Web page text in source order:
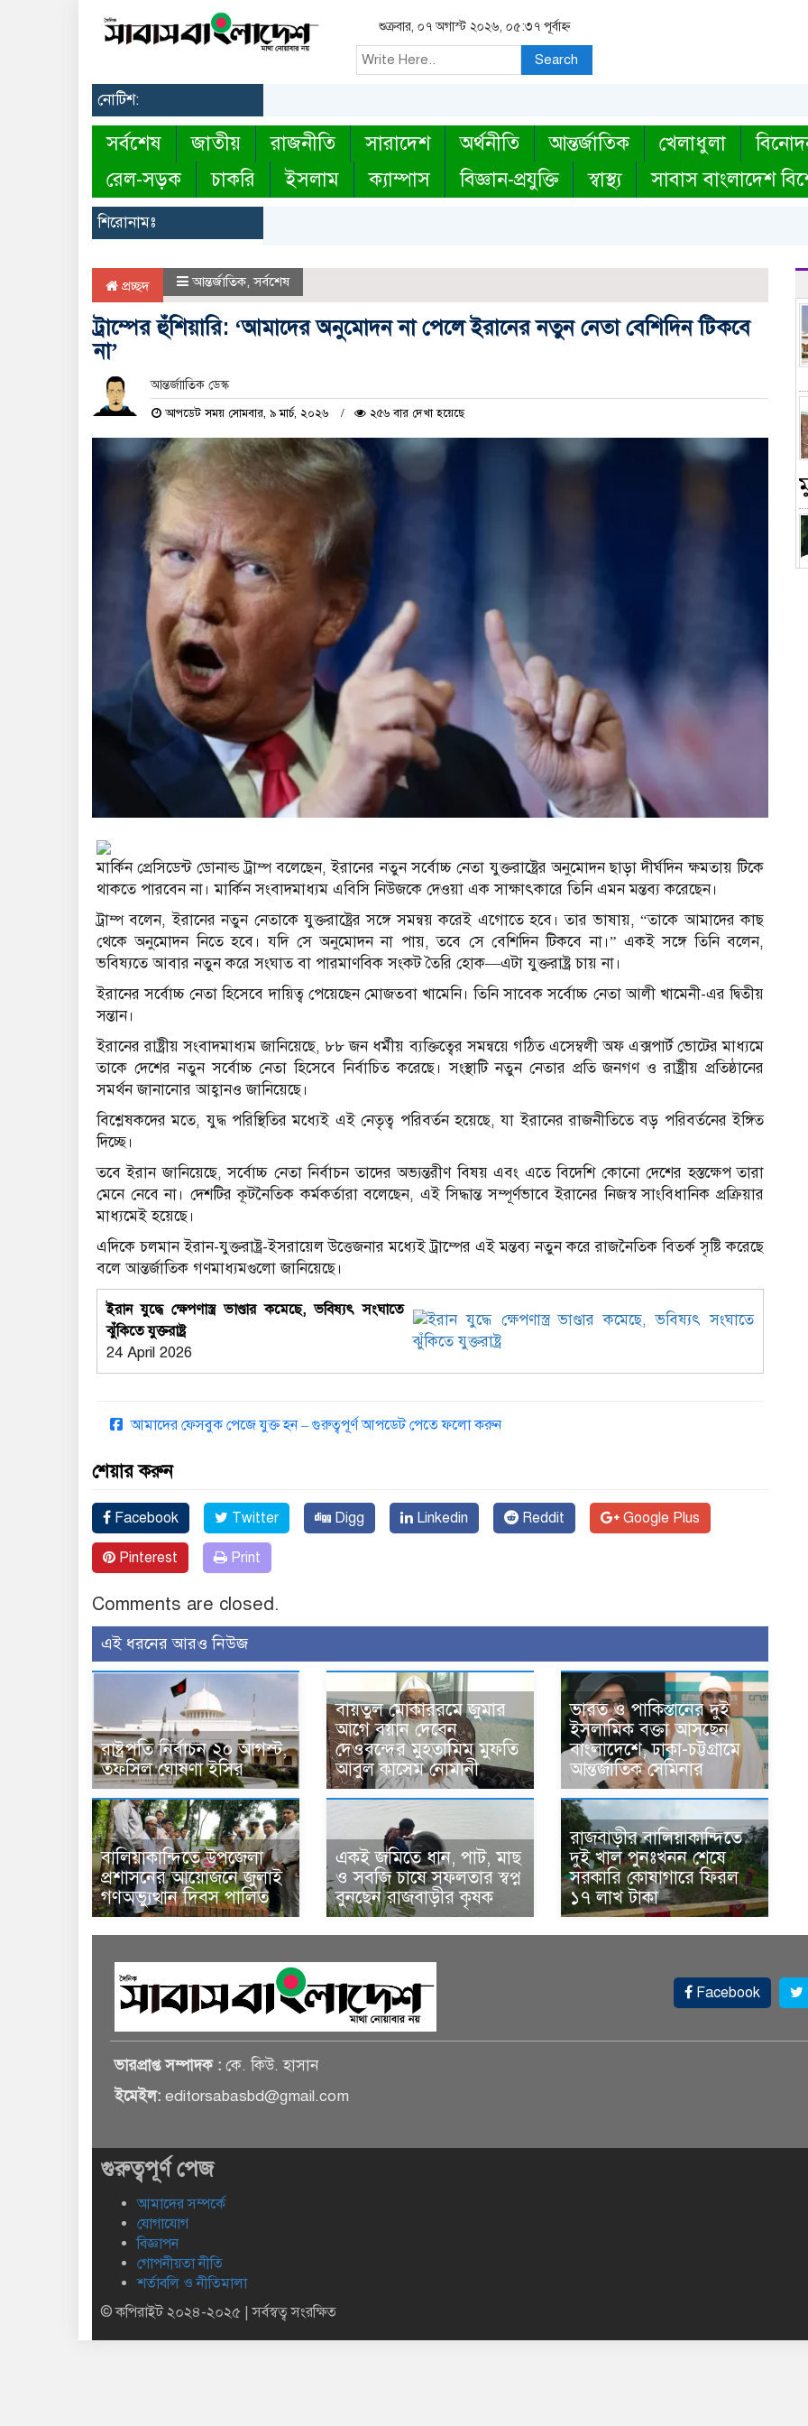
শুক্রবার, ০৭ অগাস্ট ২০২৬, ০৫:৩৭ পূর্বাহ্ন
Search
নোটিশ:
সর্বশেষ জাতীয় রাজনীতি সারাদেশ অর্থনীতি আন্তর্জাতিক খেলাধুলা
রেল-সড়ক
চাকরি ইসলাম ক্যাম্পাস বিজ্ঞান-প্রযুক্তি স্বাস্থ্য সাবাস বাংলাদেশ
শিরোনামঃ
প্রচ্ছদ আন্তর্জাতিক,সর্বশেষ
ট্রাম্পের হুঁশিয়ারি: ‘আমাদের অনুমোদন না পেলে ইরানের নতুন নেতা বেশিদিন টিকবে
না’
আন্তর্জাাতিক ডেস্ক
আপডেট সময় সোমবার, ৯ মার্চ, ২০২৬ ২৫৬ বার দেখা হয়েছে
মার্কিন প্রেসিডেন্ট ডোনাল্ড ট্রাম্প বলেছেন, ইরানের নতুন সর্বোচ্চ নেতা যুক্তরাষ্ট্রের অনুমোদন ছাড়া দীর্ঘদিন ক্ষমতায় টিকে
থাকতে পারবেন না। মার্কিন সংবাদমাধ্যম এবিসি নিউজকে দেওয়া এক সাক্ষাৎকারে তিনি এমন মন্তব্য করেছেন।
ট্রাম্প বলেন, ইরানের নতুন নেতাকে যুক্তরাষ্ট্রের সঙ্গে সমন্বয় করেই এগোতে হবে। তার ভাষায়, “তাকে আমাদের কাছ
থেকে অনুমোদন নিতে হবে। যদি সে অনুমোদন না পায়, তবে সে বেশিদিন টিকবে না।” একই সঙ্গে তিনি বলেন,
ভবিষ্যতে আবার নতুন করে সংঘাত বা পারমাণবিক সংকট তৈরি হোক—এটা যুক্তরাষ্ট্র চায় না।
ইরানের সর্বোচ্চ নেতা হিসেবে দায়িত্ব পেয়েছেন মোজতবা খামেনি। তিনি সাবেক সর্বোচ্চ নেতা আলী খামেনী-এর দ্বিতীয়
সন্তান।
ইরানের রাষ্ট্রীয় সংবাদমাধ্যম জানিয়েছে, ৮৮ জন ধর্মীয় ব্যক্তিত্বের সমন্বয়ে গঠিত এসেম্বলী অফ এক্সপার্ট ভোটের মাধ্যমে
তাকে দেশের নতুন সর্বোচ্চ নেতা হিসেবে নির্বাচিত করেছে। সংস্থাটি নতুন নেতার প্রতি জনগণ ও রাষ্ট্রীয় প্রতিষ্ঠানের
সমর্থন জানানোর আহ্বানও জানিয়েছে।
বিশ্লেষকদের মতে, যুদ্ধ পরিস্থিতির মধ্যেই এই নেতৃত্ব পরিবর্তন হয়েছে, যা ইরানের রাজনীতিতে বড় পরিবর্তনের ইঙ্গিত
দিচ্ছে।
তবে ইরান জানিয়েছে, সর্বোচ্চ নেতা নির্বাচন তাদের অভ্যন্তরীণ বিষয় এবং এতে বিদেশি কোনো দেশের হস্তক্ষেপ তারা
মেনে নেবে না। দেশটির কূটনৈতিক কর্মকর্তারা বলেছেন, এই সিদ্ধান্ত সম্পূর্ণভাবে ইরানের নিজস্ব সাংবিধানিক প্রক্রিয়ার
মাধ্যমেই হয়েছে।
এদিকে চলমান ইরান-যুক্তরাষ্ট্র-ইসরায়েল উত্তেজনার মধ্যেই ট্রাম্পের এই মন্তব্য নতুন করে রাজনৈতিক বিতর্ক সৃষ্টি করেছে
বলে আন্তর্জাতিক গণমাধ্যমগুলো জানিয়েছে।
ইরান যুদ্ধে ক্ষেপণাস্ত্র ভাণ্ডার কমেছে, ভবিষ্যৎ সংঘাতে
ঝুঁকিতে যুক্তরাষ্ট্র
24 April 2026
আমাদের ফেসবুক পেজে যুক্ত হন – গুরুত্বপূর্ণ আপডেট পেতে ফলো করুন
শেয়ার করুন
Facebook Twitter Digg Linkedin Reddit Google Plus
Pinterest Print
Comments are closed.
এই ধরনের আরও নিউজ
রাষ্ট্রপতি নির্বাচন ২০ আগস্ট,
তফসিল ঘোষণা ইসির
বায়তুল মোকাররমে জুমার
আগে বয়ান দেবেন
দেওবন্দের মুহতামিম মুফতি
আবুল কাসেম নোমানী
ভারত ও পাকিস্তানের দুই
ইসলামিক বক্তা আসছেন
বাংলাদেশে, ঢাকা-চট্টগ্রামে
আন্তর্জাতিক সেমিনার
বালিয়াকান্দিতে উপজেলা
প্রশাসনের আয়োজনে জুলাই
গণঅভ্যুত্থান দিবস পালিত
একই জমিতে ধান, পাট, মাছ
ও সবজি চাষে সফলতার স্বপ্ন
বুনছেন রাজবাড়ীর কৃষক
রাজবাড়ীর বালিয়াকান্দিতে
দুই খাল পুনঃখনন শেষে
সরকারি কোষাগারে ফিরল
১৭ লাখ টাকা
Facebook
ভারপ্রাপ্ত সম্পাদক : কে. কিউ. হাসান
ইমেইল: editorsabasbd@gmail.com
গুরুত্বপূর্ণ পেজ
আমাদের সম্পর্কে
যোগাযোগ
বিজ্ঞাপন
গোপনীয়তা নীতি
শর্তাবলি ও নীতিমালা
© কপিরাইট ২০২৪-২০২৫ | সর্বস্বত্ব সংরক্ষিত